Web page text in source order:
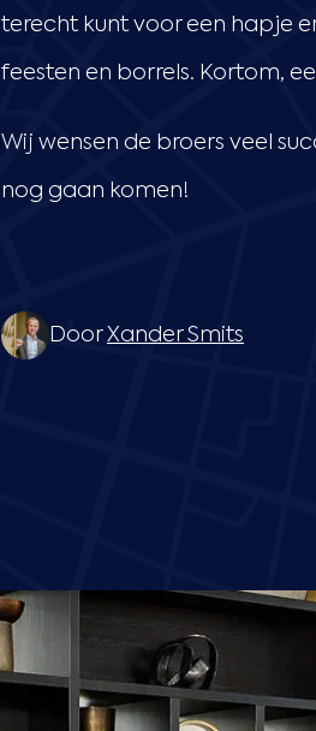
terecht kunt voor een hapje
feesten en borrels. Kortom,
Wij wensen de broers veel
nog gaan komen!
DoorXander Smits